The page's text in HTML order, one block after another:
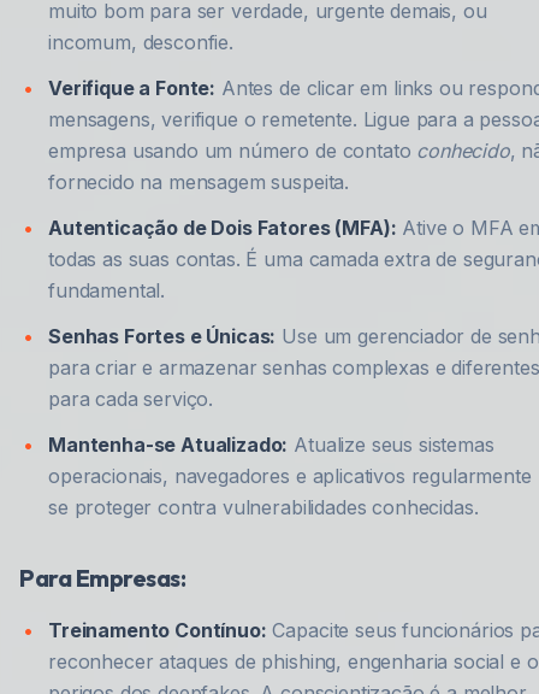
muito bom para ser verdade, urgente demais, ou
incomum, desconfie.
Verifique a Fonte: Antes de clicar em links ou
mensagens, verifique o remetente. Ligue para a
empresa usando um número de contato conhecido,
fornecido na mensagem suspeita.
Autenticação de Dois Fatores (MFA): Ative o MFA
todas as suas contas. É uma camada extra de
fundamental.
Senhas Fortes e Únicas: Use um gerenciador de
para criar e armazenar senhas complexas e diferentes
para cada serviço.
Mantenha-se Atualizado: Atualize seus sistemas
operacionais, navegadores e aplicativos regularmente
se proteger contra vulnerabilidades conhecidas.
Para Empresas:
Treinamento Contínuo: Capacite seus funcionários
reconhecer ataques de phishing, engenharia social e